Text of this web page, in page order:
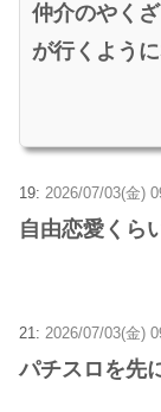
仲介のやく
が行くよう
19: 2026/07/03(金)
自由恋愛くら
21: 2026/07/03(金)
パチスロを先